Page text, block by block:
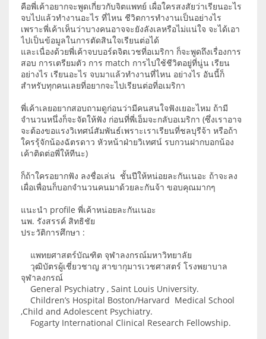
คือพี่เค้าอยากจะพูดเกี่ยวกับจิตแพทย์ เผื่อใครสงสัยว่าเรียนอะไร
จบไปแล้วทำงานอะไร ที่ไหน ชีวิตการทำงานเป็นอย่างไร
เพราะพี่เค้าเห็นว่าบางคนอาจจะยังลังเลหรือไม่แน่ใจ จะได้เอา
ไปเป็นข้อมูลในการตัดสินใจเรียนต่อได้
และเนื่องด้วยพี่เค้าจบบอร์ดจิตเวชที่อเมริกา ก็จะพูดถึงเรื่องการ
สอบ การเตรียมตัว การ match การไปใช้ชีวิตอยู่ที่นู่น เรียน
อย่างไร เรียนอะไร จบมาแล้วทำงานที่ไหน อย่างไร อันนี้ก็
สำหรับทุกคนเลยที่อยากจะไปเรียนต่อที่อเมริกา
พี่เค้าเลยอยากสอบถามดูก่อนว่ามีคนสนใจฟังเยอะไหม ถ้ามี
จำนวนหนึ่งก็จะจัดให้ฟัง ก่อนที่พี่เอ็มจะกลับอเมริกา (ซึ่งเราอาจ
จะต้องขอแรงวิเทศน์สัมพันธ์เพราะเราเรียนที่ชลบุรีจ้า หรือถ้า
ใครรุ้จักน้องฉัตรดาว หัวหน้าฝ่ายวิเทศน์ รบกวนฝากบอกน้อง
เค้าติดต่อพี่ให้ทีนะ)
ก็ถ้าใครอยากฟัง ลงชื่อเล่น ชั้นปีให้หน่อยละกันเนอะ ถ้าจะลง
เผื่อเพื่อนก็บอกจำนวนคนมาด้วยละกันจ้า ขอบคุณมากๆ
แนะนำ profile พี่เค้าหน่อยละกันเนอะ
นพ. รังสรรค์ สิทธิชัย
ประวัติการศึกษา :
แพทยศาสตร์บัณฑิต จุฬาลงกรณ์มหาวิทยาลัย
วุฒิบัตรผู้เชี่ยวชาญ สาขากุมารเวชศาสตร์ โรงพยาบาล
จุฬาลงกรณ์
General Psychiatry , Saint Louis University.
Children’s Hospital Boston/Harvard Medical School
,Child and Adolescent Psychiatry.
Fogarty International Clinical Research Fellowship.